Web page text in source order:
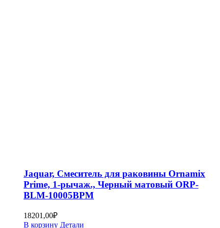
Jaquar, Смеситель для раковины Ornamix
Prime, 1-рычаж., Черный матовый ORP-
BLM-10005BPM
18201,00₽
В корзину Детали